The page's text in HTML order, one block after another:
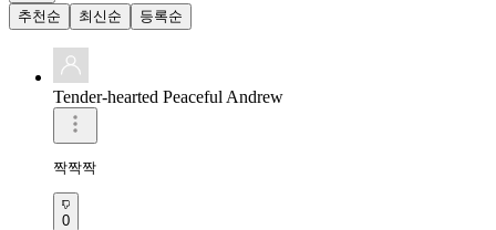
추천순
최신순 등록순
Tender-hearted Peaceful Andrew
짝짝짝
0